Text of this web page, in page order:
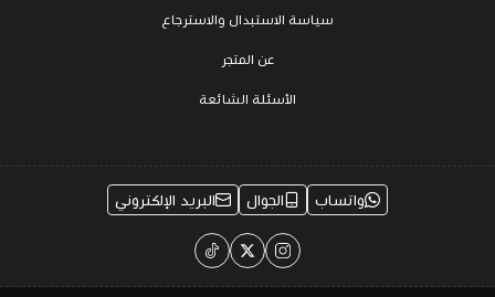
سياسة الاستبدال والاسترجاع
عن المتجر
الأسئلة الشائعة
واتساب الجوال البريد الإلكتروني